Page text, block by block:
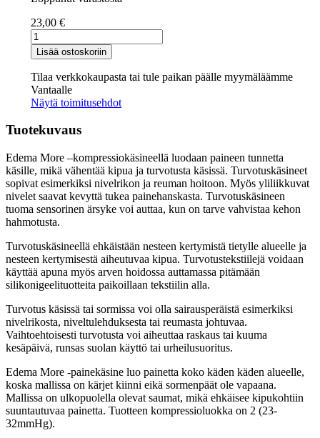
23,00 €
EDEMA
MORE
-
kompressiokäsine
umpikärkinen
määrä
Lisää ostoskoriin
Tilaa verkkokaupasta tai tule paikan päälle myymäläämme
Vantaalle
Näytä toimitusehdot
Tuotekuvaus
Edema More –kompressiokäsineellä luodaan paineen tunnetta
käsille, mikä vähentää kipua ja turvotusta käsissä. Turvotuskäsineet
sopivat esimerkiksi nivelrikon ja reuman hoitoon. Myös yliliikkuvat
nivelet saavat kevyttä tukea painehanskasta. Turvotuskäsineen
tuoma sensorinen ärsyke voi auttaa, kun on tarve vahvistaa kehon
hahmotusta.
Turvotuskäsineellä ehkäistään nesteen kertymistä tietylle alueelle ja
nesteen kertymisestä aiheutuvaa kipua. Turvotustekstiilejä voidaan
käyttää apuna myös arven hoidossa auttamassa pitämään
silikonigeelituotteita paikoillaan tekstiilin alla.
Turvotus käsissä tai sormissa voi olla sairausperäistä esimerkiksi
nivelrikosta, niveltulehduksesta tai reumasta johtuvaa.
Vaihtoehtoisesti turvotusta voi aiheuttaa raskaus tai kuuma
kesäpäivä, runsas suolan käyttö tai urheilusuoritus.
Edema More -painekäsine luo painetta koko käden käden alueelle,
koska mallissa on kärjet kiinni eikä sormenpäät ole vapaana.
Mallissa on ulkopuolella olevat saumat, mikä ehkäisee kipukohtiin
suuntautuvaa painetta. Tuotteen kompressioluokka on 2 (23-
32mmHg).